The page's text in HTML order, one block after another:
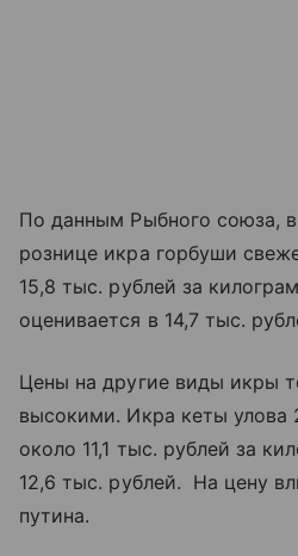
По данным Рыбного союза,
рознице икра горбуши
15,8 тыс. рублей за
оценивается в 14,7 тыс.
Цены на другие виды икры
высокими. Икра кеты улова
около 11,1 тыс. рублей за
12,6 тыс. рублей. На цену
путина.